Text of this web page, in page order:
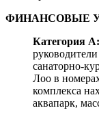
ФИНАНСОВЫЕ
Категория А:
санаторно-
Лоо в
комплекса
аквапарк,